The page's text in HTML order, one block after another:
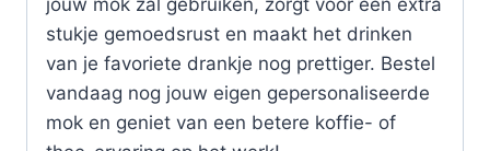
stukje gemoedsrust en maakt het drinken
van je favoriete drankje nog prettiger. Bestel
vandaag nog jouw eigen gepersonaliseerde
mok en geniet van een betere koffie- of